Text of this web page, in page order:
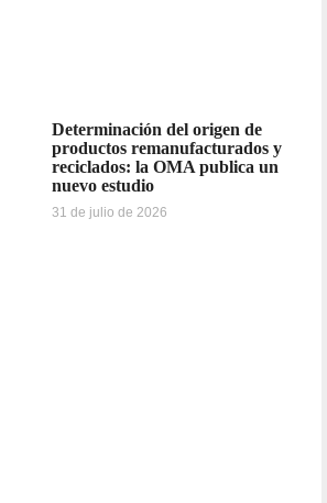
Determinación del origen de
productos remanufacturados y
reciclados: la OMA publica un
nuevo estudio
31 de julio de 2026